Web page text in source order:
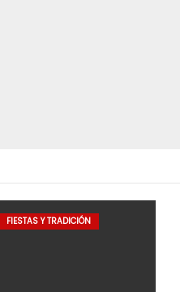
FIESTAS Y TRADICIÓN